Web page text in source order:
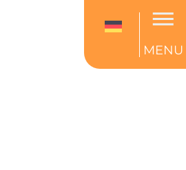
MENU